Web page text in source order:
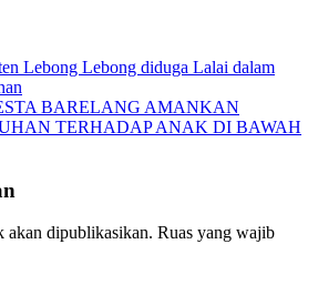
Lebong Lebong diduga Lalai dalam
BARELANG AMANKAN
TERHADAP ANAK DI BAWAH
akan dipublikasikan. Ruas yang wajib